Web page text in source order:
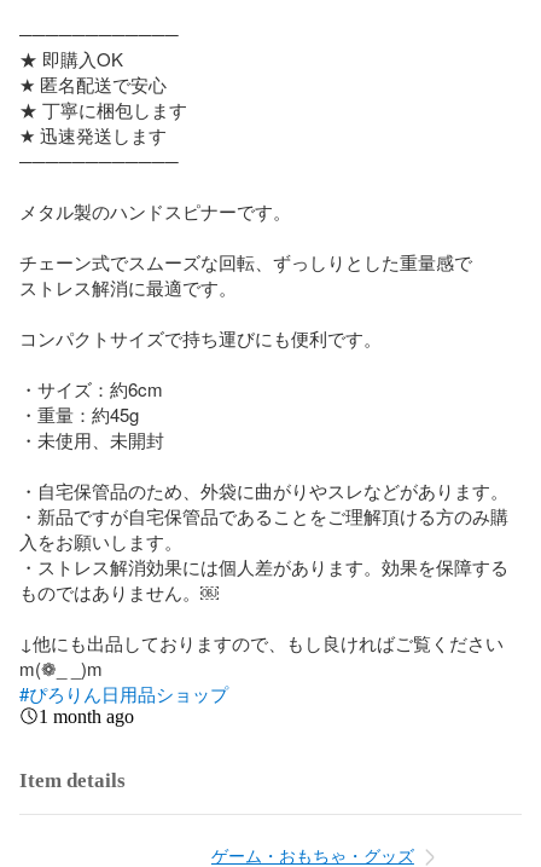
────────────
★ 即購入OK
★ 匿名配送で安心
★ 丁寧に梱包します
★ 迅速発送します
────────────
メタル製のハンドスピナーです。
チェーン式でスムーズな回転、ずっしりとした重量感で
ストレス解消に最適です。
コンパクトサイズで持ち運びにも便利です。
・サイズ：約6cm
・重量：約45g
・未使用、未開封
・自宅保管品のため、外袋に曲がりやスレなどがあります。
・新品ですが自宅保管品であることをご理解頂ける方のみ購
入をお願いします。
・ストレス解消効果には個人差があります。効果を保障する
ものではありません。￼
↓他にも出品しておりますので、もし良ければご覧ください
#ぴろりん日用品ショップ
1 month ago
Item details
ゲーム・おもちゃ・グッズ